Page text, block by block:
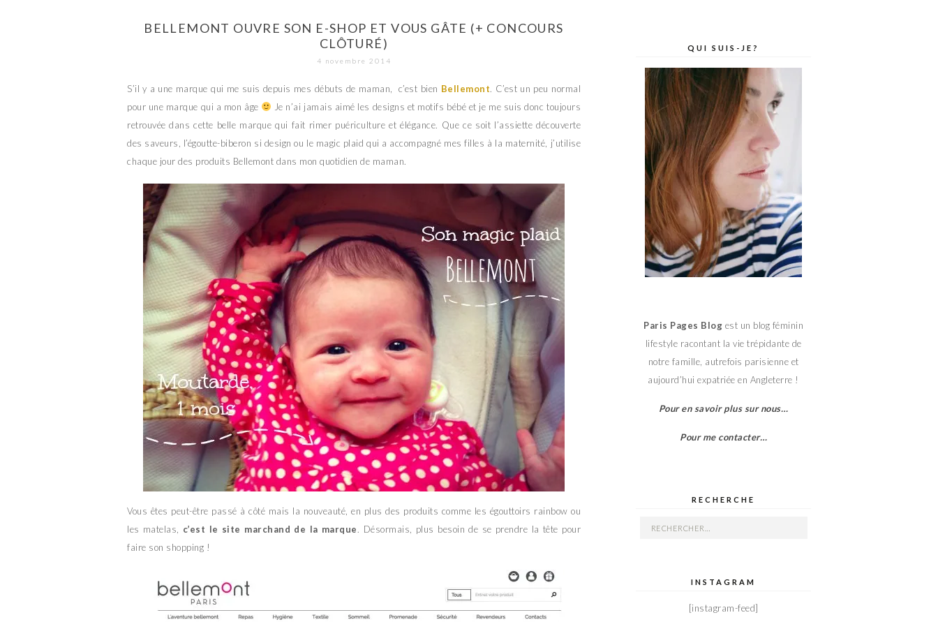
BELLEMONT OUVRE SON E-SHOP ET VOUS GÂTE (+ CONCOURS
CLÔTURÉ)
4 novembre 2014
S’il y a une marque qui me suis depuis mes débuts de maman, c’est bien Bellemont. C’est un peu normal
pour une marque qui a mon âge
Je n’ai jamais aimé les designs et motifs bébé et je me suis donc toujours
retrouvée dans cette belle marque qui fait rimer puériculture et élégance. Que ce soit l’assiette découverte
des saveurs, l’égoutte-biberon si design ou le magic plaid qui a accompagné mes filles à la maternité, j’utilise
chaque jour des produits Bellemont dans mon quotidien de maman.
Vous êtes peut-être passé à côté mais la nouveauté, en plus des produits comme les égouttoirs rainbow ou
les matelas, c’est le site marchand de la marque. Désormais, plus besoin de se prendre la tête pour
faire son shopping !
QUI SUIS-JE?
Paris Pages Blog est un blog féminin
lifestyle racontant la vie trépidante de
notre famille, autrefois parisienne et
aujourd’hui expatriée en Angleterre !
Pour en savoir plus sur nous…
Pour me contacter…
RECHERCHE
Rechercher :
INSTAGRAM
[instagram-feed]